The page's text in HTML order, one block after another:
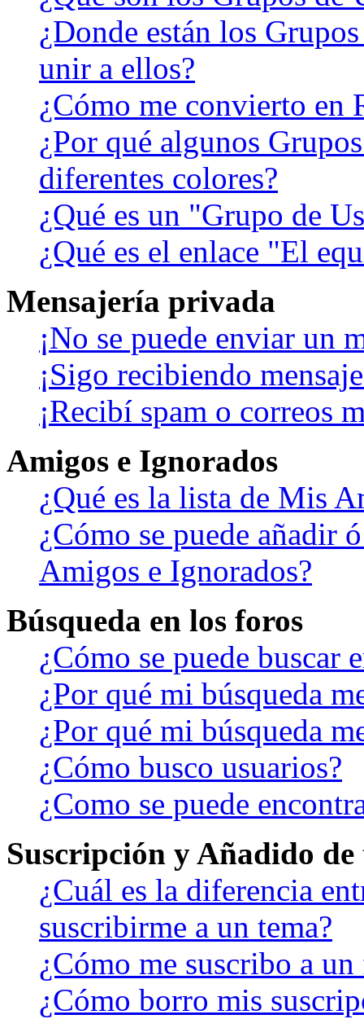
¿Donde están los
unir a ellos?
¿Cómo me convierto en
¿Por qué algunos
diferentes colores?
¿Qué es un "Grupo de
¿Qué es el enlace "El
Mensajería privada
¡No se puede enviar un
¡Sigo recibiendo
¡Recibí spam o correos
Amigos e Ignorados
¿Qué es la lista de Mis
¿Cómo se puede añadir
Amigos e Ignorados?
Búsqueda en los foros
¿Cómo se puede buscar
¿Por qué mi búsqueda
¿Por qué mi búsqueda
¿Cómo busco usuarios?
¿Como se puede
Suscripción y Añadido
¿Cuál es la diferencia
suscribirme a un tema?
¿Cómo me suscribo a
¿Cómo borro mis